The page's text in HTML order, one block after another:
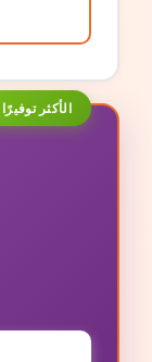
الأكثر توفيرًا